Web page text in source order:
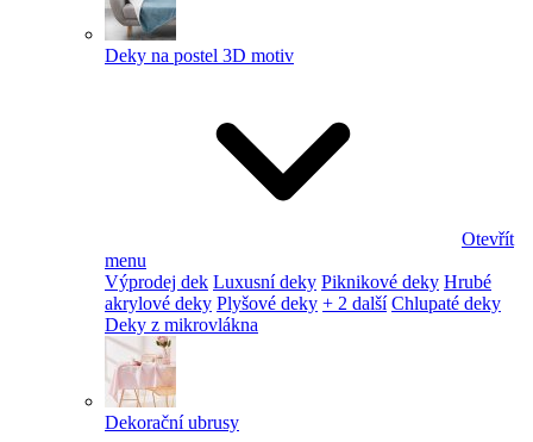
Deky na postel 3D motiv
Otevřít
menu
Výprodej dek Luxusní deky Piknikové deky Hrubé
akrylové deky Plyšové deky + 2 další Chlupaté deky
Deky z mikrovlákna
Dekorační ubrusy